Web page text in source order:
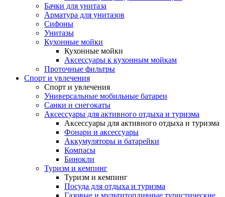
Бачки для унитаза
Арматура для унитазов
Сифоны
Унитазы
Кухонные мойки
Кухонные мойки
Аксессуары к кухонным мойкам
Проточные фильтры
Спорт и увлечения
Спорт и увлечения
Универсальные мобильные батареи
Санки и снегокаты
Аксессуары для активного отдыха и туризма
Аксессуары для активного отдыха и туризма
Фонари и аксессуары
Аккумуляторы и батарейки
Компасы
Бинокли
Туризм и кемпинг
Туризм и кемпинг
Посуда для отдыха и туризма
Газовые и мультитопливные туристические